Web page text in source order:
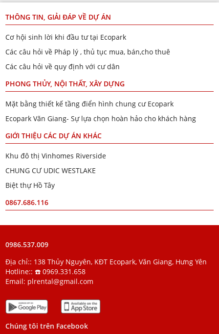
THÔNG TIN, GIẢI ĐÁP VỀ DỰ ÁN
Cơ hội sinh lời khi đầu tư tại Ecopark
Các câu hỏi về Pháp lý , thủ tục mua, bán,cho thuê
Các câu hỏi về quy định với cư dân
PHONG THỦY, NỘI THẤT, XÂY DỰNG
Mặt bằng thiết kế tầng điển hình chung cư Ecopark
Ecopark Văn Giang- Sự lựa chọn hoàn hảo cho khách hàng
GIỚI THIỆU CÁC DỰ ÁN KHÁC
Khu đô thị Vinhomes Riverside
CHUNG CƯ UDIC WESTLAKE
Biệt thự Hồ Tây
0867.686.116
0986.537.009
Địa chỉ:: 138 Thủy Nguyên, KĐT Ecopark, Văn Giang, Hưng Yên
Hotline:: ☎️ 0969.331.658
Email: plrental@gmail.com
Chúng tôi trên Facebook